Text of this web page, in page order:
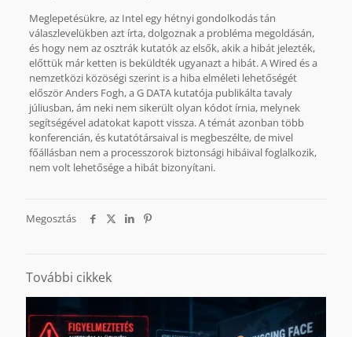
Meglepetésükre, az Intel egy hétnyi gondolkodás tán
válaszlevelükben azt írta, dolgoznak a probléma megoldásán,
és hogy nem az osztrák kutatók az elsők, akik a hibát jelezték,
előttük már ketten is beküldték ugyanazt a hibát. A Wired és a
nemzetközi közöségi szerint is a hiba elméleti lehetőségét
először Anders Fogh, a G DATA kutatója publikálta tavaly
júliusban, ám neki nem sikerült olyan kódot írnia, melynek
segítségével adatokat kapott vissza. A témát azonban több
konferencián, és kutatótársaival is megbeszélte, de mivel
főállásban nem a processzorok biztonsági hibáival foglalkozik,
nem volt lehetősége a hibát bizonyítani.
Megosztás
További cikkek